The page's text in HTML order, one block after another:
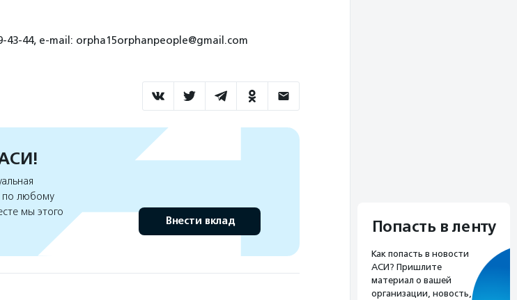
43-44, е-mail: orpha15orphanpeople@gmail.com
по любому
мы этого
Внести вклад Попасть в ленту
Как попасть в новости
АСИ? Пришлите
материал о вашей
организации, новость,